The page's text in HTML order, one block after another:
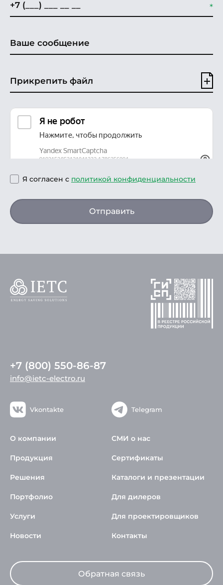
Прикрепить файл
Я согласен с политикой конфиденциальности
Отправить
+7 (800) 550-86-87
info@ietc-electro.ru
Vkontakte Telegram
О компании
Продукция
Решения
Портфолио
Услуги
Новости
СМИ о нас
Сертификаты
Каталоги и презентации
Для дилеров
Для проектировщиков
Контакты
Обратная связь